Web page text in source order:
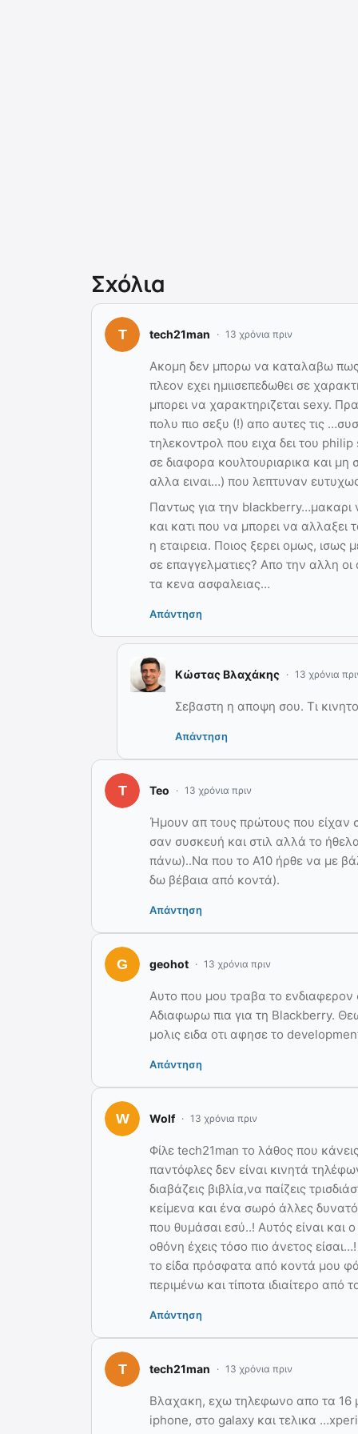
Σχόλια
tech21man 13 χρόνια πριν
Ακομη δεν μπορω να καταλαβω
πλεον εχει ημιισεπεδωθει σε
μπορει να χαρακτηριζεται sexy.
πολυ πιο σεξυ (!) απο αυτες τις
τηλεκοντρολ που ειχα δει του
σε διαφορα κουλτουριαρικα και μη
αλλα ειναι…) που λεπτυναν
Παντως για την
και κατι που να μπορει να αλλαξει
η εταιρεια. Ποιος ξερει ομως,
σε επαγγελματιες? Απο την αλλη
τα κενα ασφαλειας…
Απάντηση
Κώστας Βλαχάκης 13 χρόνια
Σεβαστη η αποψη σου. Τι
Απάντηση
Teo 13 χρόνια πριν
Ήμουν απ τους πρώτους που είχαν
σαν συσκευή και στιλ αλλά το
πάνω)..Να που το A10 ήρθε να με
δω βέβαια από κοντά).
Απάντηση
geohot 13 χρόνια πριν
Αυτο που μου τραβα το ενδιαφερον
Αδιαφωρω πια για τη Blackberry.
μολις ειδα οτι αφησε το
Απάντηση
Wolf 13 χρόνια πριν
Φίλε tech21man το λάθος που
παντόφλες δεν είναι κινητά
διαβάζεις βιβλία,να παίζεις
κείμενα και ένα σωρό άλλες
που θυμάσαι εσύ..! Αυτός είναι
οθόνη έχεις τόσο πιο άνετος
το είδα πρόσφατα από κοντά μου
περιμένω και τίποτα ιδιαίτερο από
Απάντηση
tech21man 13 χρόνια πριν
Βλαχακη, εχω τηλεφωνο απο τα 16
iphone, στο galaxy και τελικα